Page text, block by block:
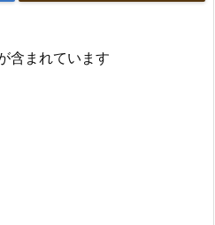
含まれています